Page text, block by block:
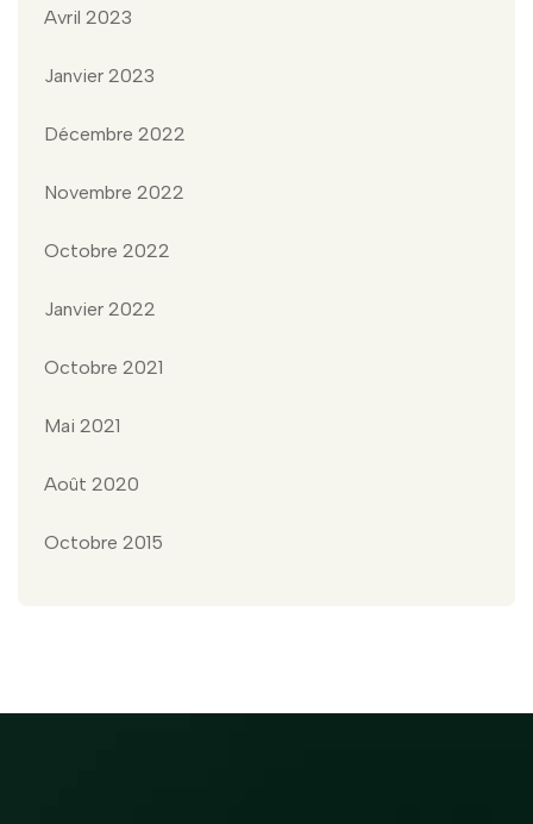
Avril 2023
Janvier 2023
Décembre 2022
Novembre 2022
Octobre 2022
Janvier 2022
Octobre 2021
Mai 2021
Août 2020
Octobre 2015